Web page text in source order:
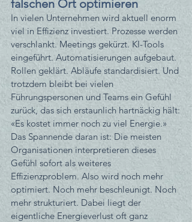
falschen Ort optimieren
In vielen Unternehmen wird aktuell enorm
viel in Effizienz investiert. Prozesse werden
verschlankt. Meetings gekürzt. KI-Tools
eingeführt. Automatisierungen aufgebaut.
Rollen geklärt. Abläufe standardisiert. Und
trotzdem bleibt bei vielen
Führungspersonen und Teams ein Gefühl
zurück, das sich erstaunlich hartnäckig hält:
«Es kostet immer noch zu viel Energie.»
Das Spannende daran ist: Die meisten
Organisationen interpretieren dieses
Gefühl sofort als weiteres
Effizienzproblem. Also wird noch mehr
optimiert. Noch mehr beschleunigt. Noch
mehr strukturiert. Dabei liegt der
eigentliche Energieverlust oft ganz